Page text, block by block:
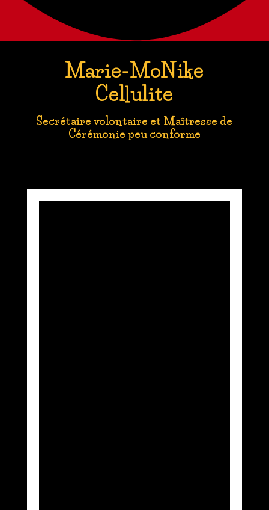
Marie-MoNike
Cellulite
Secrétaire volontaire et Maîtresse de
Cérémonie peu conforme